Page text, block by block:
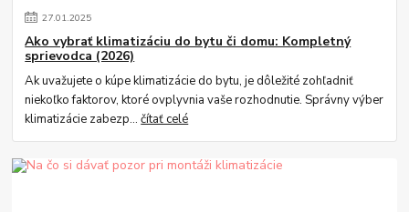
27.01.2025
Ako vybrať klimatizáciu do bytu či domu: Kompletný
sprievodca (2026)
Ak uvažujete o kúpe klimatizácie do bytu, je dôležité zohľadniť
niekoľko faktorov, ktoré ovplyvnia vaše rozhodnutie. Správny výber
klimatizácie zabezp...čítať celé